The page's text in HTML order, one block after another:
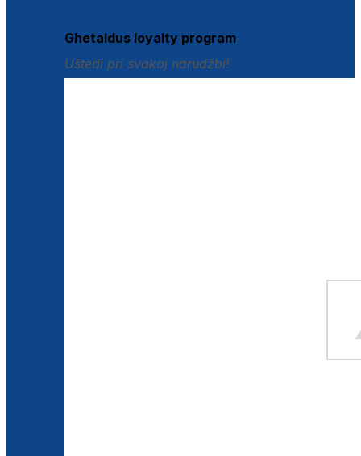
Ghetaldus loyalty program
Uštedi pri svakoj narudžbi!